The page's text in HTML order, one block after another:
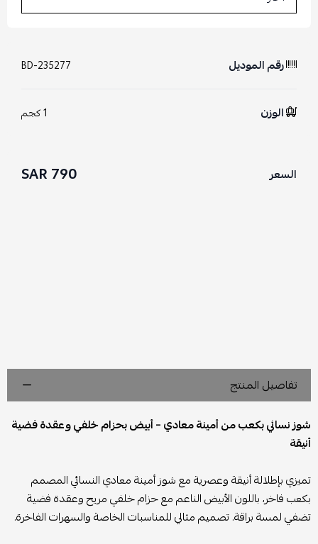
رقم الموديل BD-235277
الوزن 1 كجم
السعر 790 SAR
تفاصيل المنتج
شوز نسائي بكعب من أمينة معادي – أبيض بحزام خلفي وعقدة فضية
أنيقة
تميزي بإطلالة أنيقة وعصرية مع شوز أمينة معادي النسائي المصمم
بكعب فاخر، باللون الأبيض الناعم مع حزام خلفي مريح وعقدة فضية
تضفي لمسة براقة. تصميم مثالي للمناسبات الخاصة والسهرات الفاخرة.